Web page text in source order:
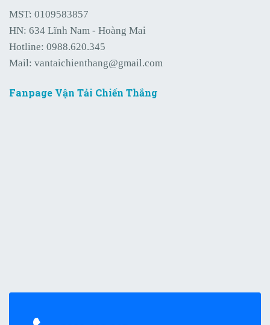
MST: 0109583857
HN: 634 Lĩnh Nam - Hoàng Mai
Hotline: 0988.620.345
Mail: vantaichienthang@gmail.com
Fanpage Vận Tải Chiến Thắng